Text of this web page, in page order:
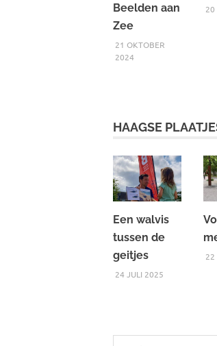
Beelden aan
Zee
21 OKTOBER
2024
20
HAAGSE
Een walvis
tussen de
geitjes
24 JULI 2025
22